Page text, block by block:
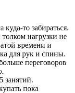
то забираться.
толком нагрузки не
времени и
для рук и спины.
переговоров
занятий.
пока